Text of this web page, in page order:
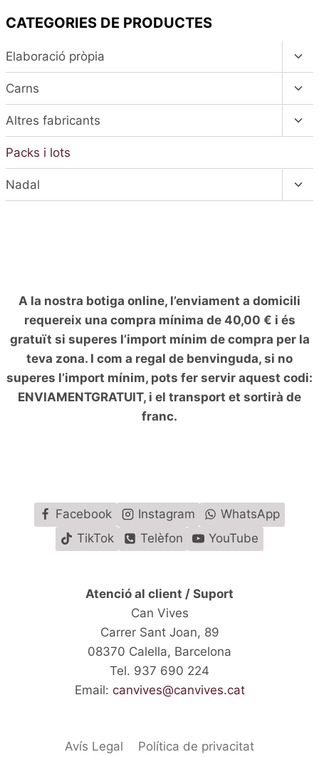
opcions
es
poden
triar
a
la
pàgina
del
producte
CATEGORIES DE PRODUCTES
Elaboració pròpia
el
Carns
el
Altres fabricants
el
Packs i lots
Nadal
el
A la nostra botiga online, l’enviament a domicili
requereix una compra mínima de 40,00 € i és
gratuït si superes l’import mínim de compra per la
teva zona. I com a regal de benvinguda, si no
superes l’import mínim, pots fer servir aquest codi:
ENVIAMENTGRATUIT, i el transport et sortirà de
franc.
Facebook Instagram
WhatsApp
TikTok
Telèfon YouTube
Atenció al client / Suport
Can Vives
Carrer Sant Joan, 89
08370 Calella, Barcelona
Tel. 937 690 224
Email: canvives@canvives.cat
Avís Legal Política de privacitat